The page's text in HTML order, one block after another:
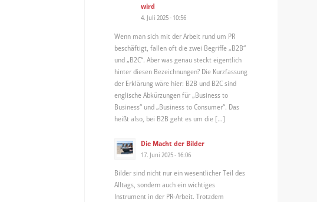
wird
4. Juli 2025 - 10:56
Wenn man sich mit der Arbeit rund um PR
beschäftigt, fallen oft die zwei Begriffe „B2B“
und „B2C“. Aber was genau steckt eigentlich
hinter diesen Bezeichnungen? Die Kurzfassung
der Erklärung wäre hier: B2B und B2C sind
englische Abkürzungen für „Business to
Business“ und „Business to Consumer“. Das
heißt also, bei B2B geht es um die […]
Die Macht der Bilder
17. Juni 2025 - 16:06
Bilder sind nicht nur ein wesentlicher Teil des
Alltags, sondern auch ein wichtiges
Instrument in der PR-Arbeit. Trotzdem